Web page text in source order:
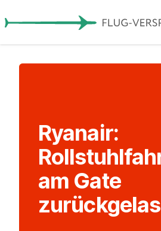
Ryanair:
am Gate